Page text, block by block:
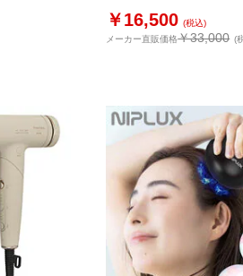
￥16,500 (税込)
メーカー直販価格￥33,000 (